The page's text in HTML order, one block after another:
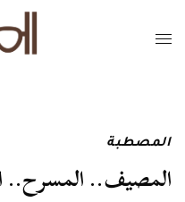
المصطبة
المصيف.. المسرح..